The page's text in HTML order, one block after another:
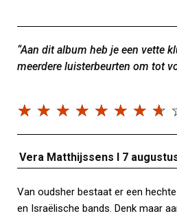
“Aan dit album heb je een vette
meerdere luisterbeurten om tot
☆ ☆ ☆ ☆ ☆ ☆ ☆ ☆
Vera Matthijssens I 7
Van oudsher bestaat er een
en Israëlische bands. Denk maar